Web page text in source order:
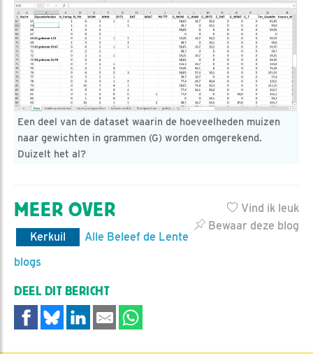
Een deel van de dataset waarin de hoeveelheden muizen
naar gewichten in grammen (G) worden omgerekend.
Duizelt het al?
Vind ik leuk
Bewaar deze blog
MEER OVER
Kerkuil
Alle Beleef de Lente
blogs
DEEL DIT BERICHT